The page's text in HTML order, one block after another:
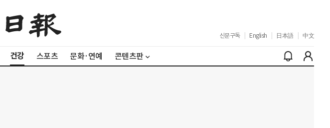
신문구독 English 日本語 中文
건강 스포츠 문화·연예 콘텐츠판